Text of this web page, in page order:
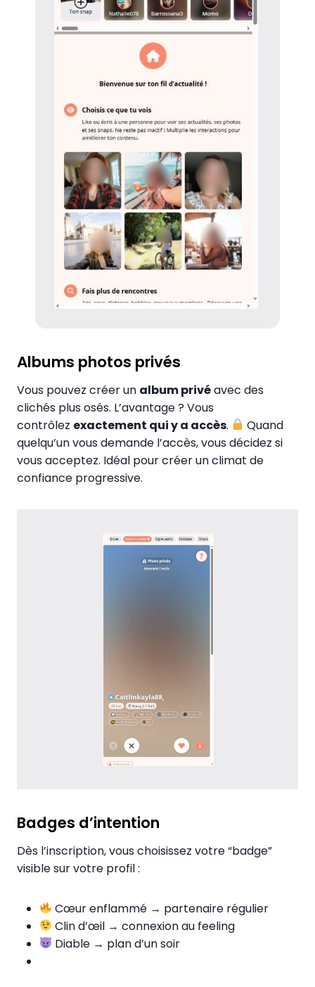
Albums photos privés
Vous pouvez créer un album privéavec des
clichés plus osés. L’avantage ? Vous
contrôlez exactement qui y a accès.
Quand
quelqu’un vous demande l’accès, vous décidez si
vous acceptez. Idéal pour créer un climat de
confiance progressive.
Badges d’intention
Dès l’inscription, vous choisissez votre “badge”
visible sur votre profil :
Cœur enflammé → partenaire régulier
Clin d’œil → connexion au feeling
Diable → plan d’un soir